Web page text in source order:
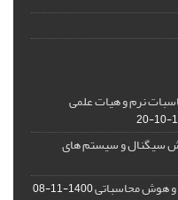
نرم و هیات علمی
سیگنال و سیستم های
و هوش محاسباتی1400-11-08